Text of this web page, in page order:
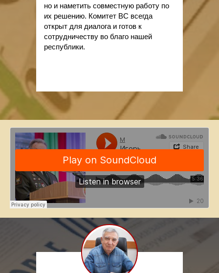
но и наметить совместную работу по
их решению. Комитет ВС всегда
открыт для диалога и готов к
сотрудничеству во благо нашей
республики.